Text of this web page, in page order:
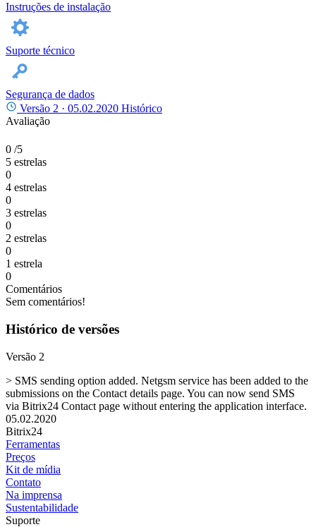
Instruções de instalação
Suporte técnico
Segurança de dados
Versão 2 · 05.02.2020 Histórico
Avaliação
0 /5
5 estrelas
0
4 estrelas
0
3 estrelas
0
2 estrelas
0
1 estrela
0
Comentários
Sem comentários!
Histórico de versões
Versão 2
> SMS sending option added. Netgsm service has been added to the
submissions on the Contact details page. You can now send SMS
via Bitrix24 Contact page without entering the application interface.
05.02.2020
Bitrix24
Ferramentas
Preços
Kit de mídia
Contato
Na imprensa
Sustentabilidade
Suporte